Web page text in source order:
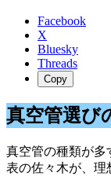
Facebook
X
Bluesky
Threads
Copy
真空管選び
真空管の種類が
表の佐々木が、理